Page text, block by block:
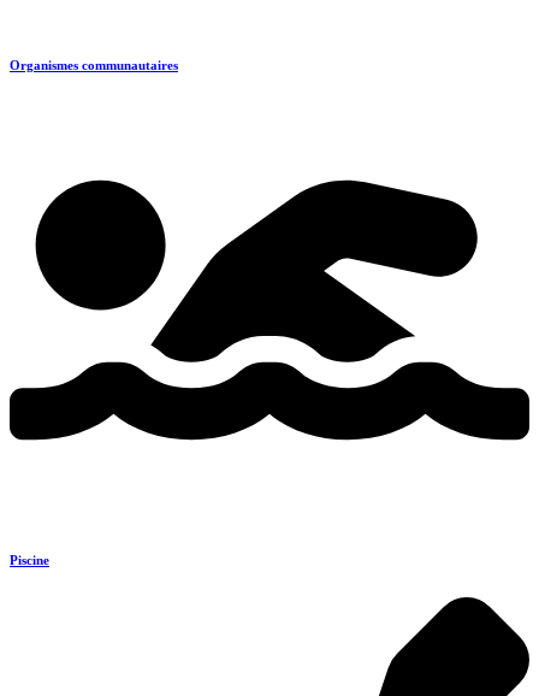
Organismes communautaires
Piscine